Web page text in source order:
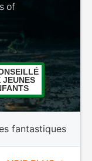
of
JEUNES
fantastiques